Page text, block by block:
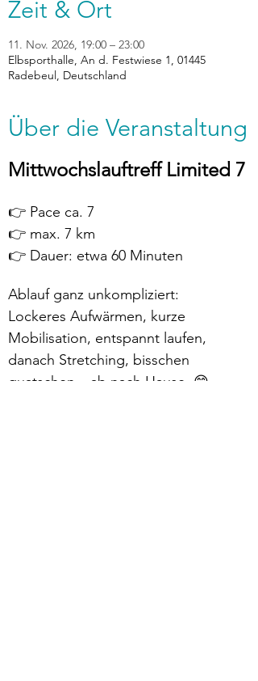
Zeit & Ort
11. Nov. 2026, 19:00 – 23:00
Elbsporthalle, An d. Festwiese 1, 01445
Radebeul, Deutschland
Über die Veranstaltung
Mittwochslauftreff Limited 7
👉 Pace ca. 7
👉 max. 7 km
👉 Dauer: etwa 60 Minuten
Ablauf ganz unkompliziert:
Lockeres Aufwärmen, kurze
Mobilisation, entspannt laufen,
danach Stretching, bisschen
quatschen – ab nach Hause. 😁